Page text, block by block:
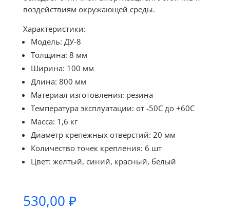
воздействиям окружающей среды.
Характеристики:
Модель: ДУ-8
Толщина: 8 мм
Ширина: 100 мм
Длина: 800 мм
Материал изготовления: резина
Температура эксплуатации: от -50С до +60С
Масса: 1,6 кг
Диаметр крепежных отверстий: 20 мм
Количество точек крепления: 6 шт
Цвет: желтый, синий, красный, белый
530,00 ₽